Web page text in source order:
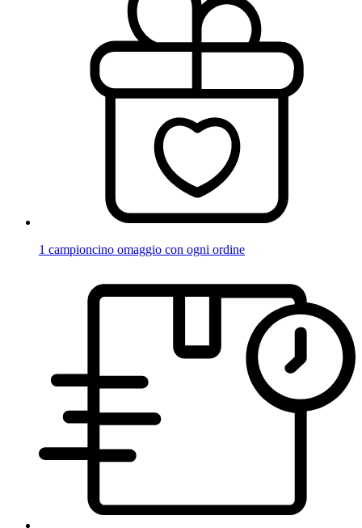
1 campioncino omaggio con ogni ordine